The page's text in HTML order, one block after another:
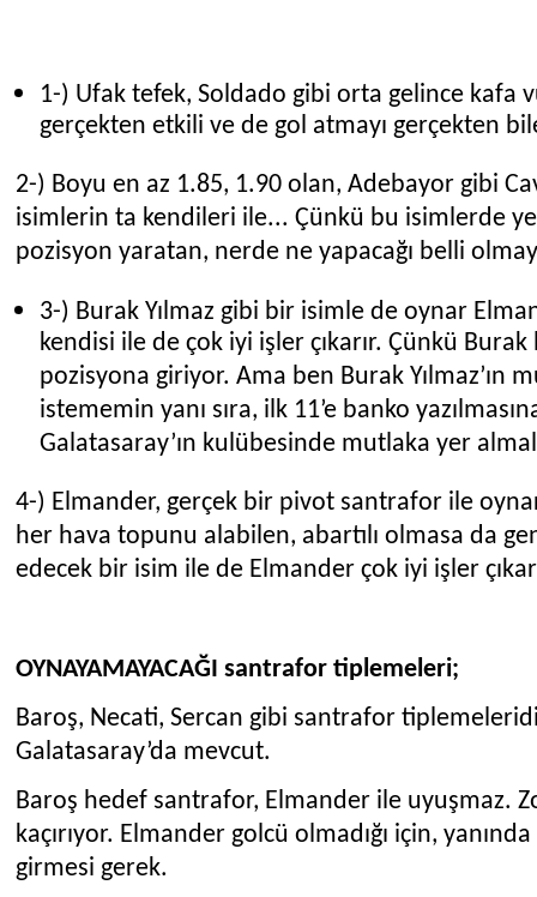
1-) Ufak tefek, Soldado gibi orta gelince kafa
gerçekten etkili ve de gol atmayı gerçekten
2-) Boyu en az 1.85, 1.90 olan, Adebayor gibi
isimlerin ta kendileri ile... Çünkü bu isimlerde
pozisyon yaratan, nerde ne yapacağı belli
3-) Burak Yılmaz gibi bir isimle de oynar
kendisi ile de çok iyi işler çıkarır. Çünkü
pozisyona giriyor. Ama ben Burak Yılmaz’ın
istememin yanı sıra, ilk 11’e banko
Galatasaray’ın kulübesinde mutlaka yer
4-) Elmander, gerçek bir pivot santrafor ile
her hava topunu alabilen, abartılı olmasa da
edecek bir isim ile de Elmander çok iyi işler
OYNAYAMAYACAĞI santrafor tiplemeleri;
Baroş, Necati, Sercan gibi santrafor
Galatasaray’da mevcut.
Baroş hedef santrafor, Elmander ile uyuşmaz.
kaçırıyor. Elmander golcü olmadığı için,
girmesi gerek.